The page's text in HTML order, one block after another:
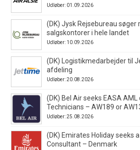
Udløber: 01.09.2026
(DK) Jysk Rejsebureau søger
salgskontorer i hele landet
Udløber: 10.09.2026
(DK) Logistikmedarbejder til
afdeling
Udløber: 20.08.2026
(DK) Bel Air seeks EASA
Technicians – AW189 or
Udløber: 25.08.2026
(DK) Emirates Holiday seeks
Consultant – Denmark